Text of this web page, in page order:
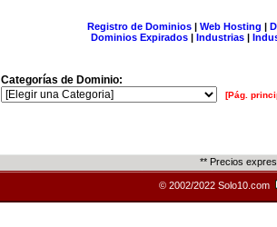
Registro de Dominios| Web Hosting |
Dominios Expirados | Industrias |
Categorías de Dominio:
[Pág.
** Precios
© 2002/2022 Solo10.com